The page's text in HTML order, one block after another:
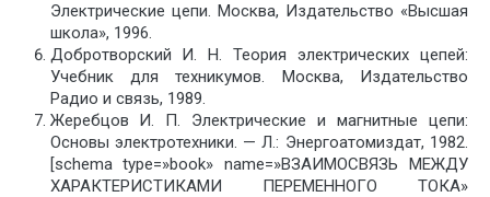
Электрические цепи. Москва, Издательство «Высшая
школа», 1996.
Добротворский И. Н. Теория электрических цепей:
Учебник для техникумов. Москва, Издательство
Радио и связь, 1989.
Жеребцов И. П. Электрические и магнитные цепи:
Основы электротехники. — Л.: Энергоатомиздат, 1982.
[schema type=»book» name=»ВЗАИМОСВЯЗЬ МЕЖДУ
ХАРАКТЕРИСТИКАМИ ПЕРЕМЕННОГО ТОКА»